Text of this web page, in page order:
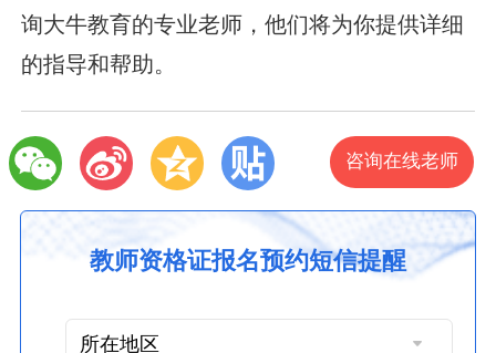
询大牛教育的专业老师，他们将为你提供详细
的指导和帮助。
咨询在线老师
教师资格证报名预约短信提醒